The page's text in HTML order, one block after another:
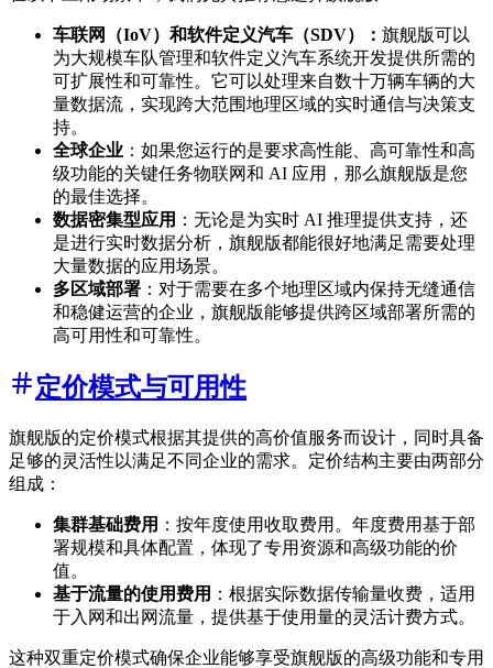
车联网（IoV）和软件定义汽车（SDV）： 旗舰版可以
为大规模车队管理和软件定义汽车系统开发提供所需的
可扩展性和可靠性。它可以处理来自数十万辆车辆的大
量数据流，实现跨大范围地理区域的实时通信与决策支
持。
全球企业 ：如果您运行的是要求高性能、高可靠性和高
级功能的关键任务物联网和 AI 应用，那么旗舰版是您
的最佳选择。
数据密集型应用 ：无论是为实时 AI 推理提供支持，还
是进行实时数据分析，旗舰版都能很好地满足需要处理
大量数据的应用场景。
多区域部署 ：对于需要在多个地理区域内保持无缝通信
和稳健运营的企业，旗舰版能够提供跨区域部署所需的
高可用性和可靠性。
定价模式与可用性
旗舰版的定价模式根据其提供的高价值服务而设计，同时具备
足够的灵活性以满足不同企业的需求。定价结构主要由两部分
组成：
集群基础费用 ：按年度使用收取费用。年度费用基于部
署规模和具体配置，体现了专用资源和高级功能的价
值。
基于流量的使用费用 ：根据实际数据传输量收费，适用
于入网和出网流量，提供基于使用量的灵活计费方式。
这种双重定价模式确保企业能够享受旗舰版的高级功能和专用